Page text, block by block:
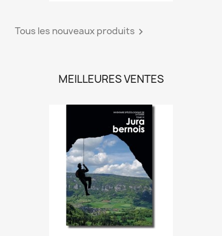
Tous les nouveaux produits 
MEILLEURES VENTES